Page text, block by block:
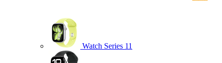
Watch Series 11